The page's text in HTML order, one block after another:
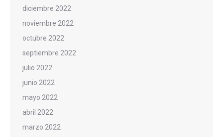
diciembre 2022
noviembre 2022
octubre 2022
septiembre 2022
julio 2022
junio 2022
mayo 2022
abril 2022
marzo 2022